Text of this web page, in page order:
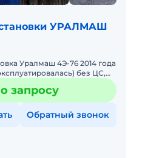
УРАЛМАШ
Уралмаш 4Э-76 2014 года
без ЦС,
Отвечу на любые вопросы
запросу
Обратный звонок